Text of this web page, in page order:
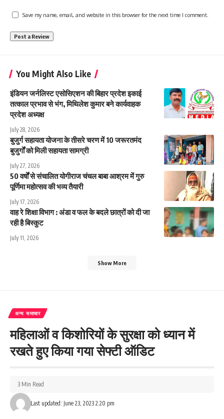
Save my name, email, and website in this browser for the next time I comment.
You Might Also Like
इंडियन जर्नलिस्ट एसोसिएशन की बिहार प्रदेश इकाई
तत्काल प्रभाव से भंग, मिथिलेश कुमार बने कार्यवाहक
प्रदेश अध्यक्ष
July 28, 2026
बुजुर्ग सहायता योजना के तीसरे चरण में 10 जरूरतमंद
बुजुर्गों को मिली सहायता सामग्री
July 27, 2026
50 वर्षों से संचालित योगीराज चंचल बाबा आश्रम में गुरु
पूर्णिमा महोत्सव की भव्य तैयारी
July 17, 2026
वाह रे शिक्षा विभाग : अंडा व फल के बदले छात्रों को दी जा
रही है बिस्कुट
July 11, 2026
Show More
अन्य समाचार
महिलाओं व किशोरियों के सुरक्षा को ध्यान में
रखते हुए किया गया सेफ्टी ऑडिट
Last updated: June 23, 2023 2:20 pm
3 Min Read